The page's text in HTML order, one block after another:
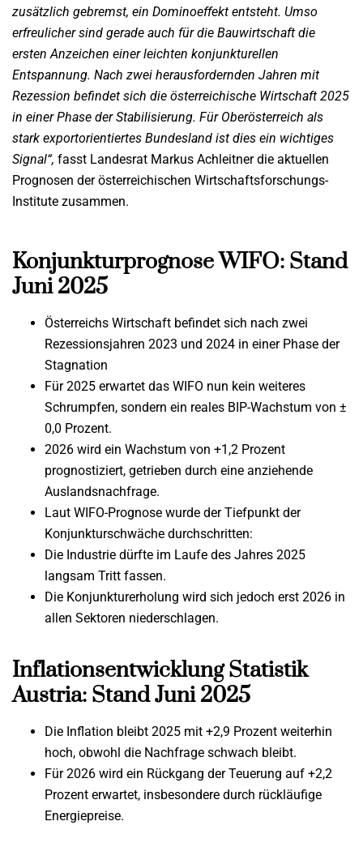
zusätzlich gebremst, ein Dominoeffekt entsteht. Umso
erfreulicher sind gerade auch für die Bauwirtschaft die
ersten Anzeichen einer leichten konjunkturellen
Entspannung. Nach zwei herausfordernden Jahren mit
Rezession befindet sich die österreichische Wirtschaft 2025
in einer Phase der Stabilisierung. Für Oberösterreich als
stark exportorientiertes Bundesland ist dies ein wichtiges
Signal“, fasst Landesrat Markus Achleitner die aktuellen
Prognosen der österreichischen Wirtschaftsforschungs-
Institute zusammen.
Konjunkturprognose WIFO: Stand
Juni 2025
Österreichs Wirtschaft befindet sich nach zwei
Rezessionsjahren 2023 und 2024 in einer Phase der
Stagnation
Für 2025 erwartet das WIFO nun kein weiteres
Schrumpfen, sondern ein reales BIP-Wachstum von ±
0,0 Prozent.
2026 wird ein Wachstum von +1,2 Prozent
prognostiziert, getrieben durch eine anziehende
Auslandsnachfrage.
Laut WIFO-Prognose wurde der Tiefpunkt der
Konjunkturschwäche durchschritten:
Die Industrie dürfte im Laufe des Jahres 2025
langsam Tritt fassen.
Die Konjunkturerholung wird sich jedoch erst 2026 in
allen Sektoren niederschlagen.
Inflationsentwicklung Statistik
Austria: Stand Juni 2025
Die Inflation bleibt 2025 mit +2,9 Prozent weiterhin
hoch, obwohl die Nachfrage schwach bleibt.
Für 2026 wird ein Rückgang der Teuerung auf +2,2
Prozent erwartet, insbesondere durch rückläufige
Energiepreise.